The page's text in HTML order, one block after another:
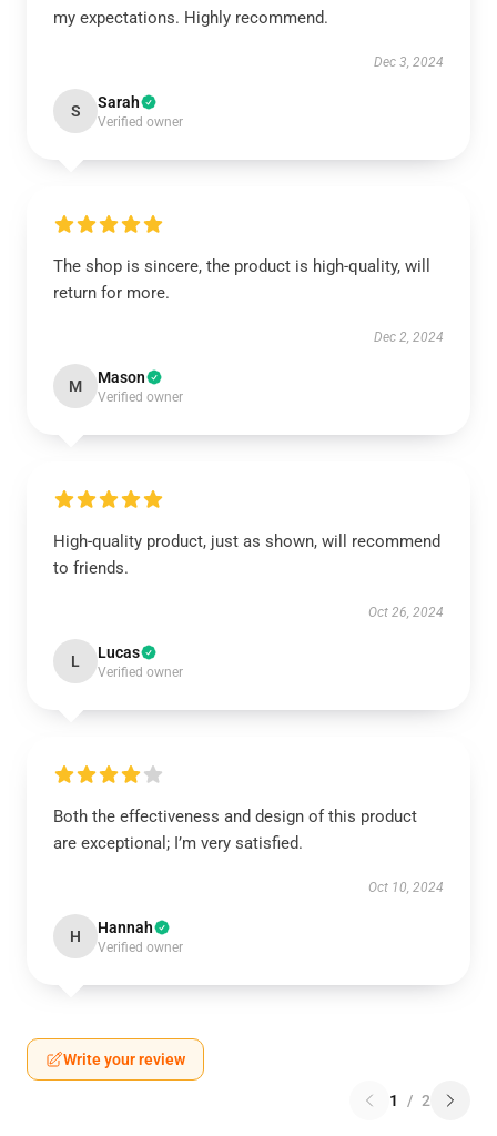
my expectations. Highly recommend.
Dec 3, 2024
S Sarah
Verified owner
The shop is sincere, the product is high-quality, will
return for more.
Dec 2, 2024
M Mason
Verified owner
High-quality product, just as shown, will recommend
to friends.
Oct 26, 2024
L Lucas
Verified owner
Both the effectiveness and design of this product
are exceptional; I’m very satisfied.
Oct 10, 2024
H Hannah
Verified owner
Write your review
1 / 2